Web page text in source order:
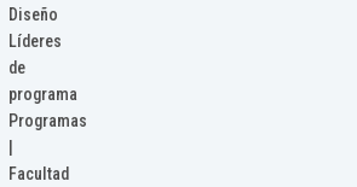
Diseño
Líderes
de
programa
Programas
Facultad